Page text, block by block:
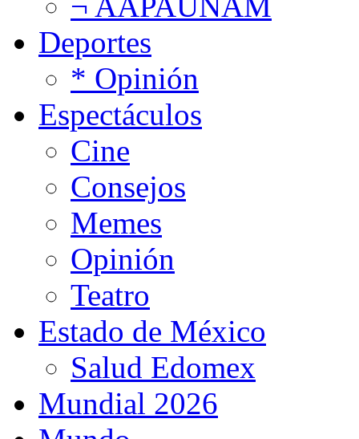
Deportes
* Opinión
Espectáculos
Cine
Consejos
Memes
Opinión
Teatro
Estado de México
Salud Edomex
Mundial 2026